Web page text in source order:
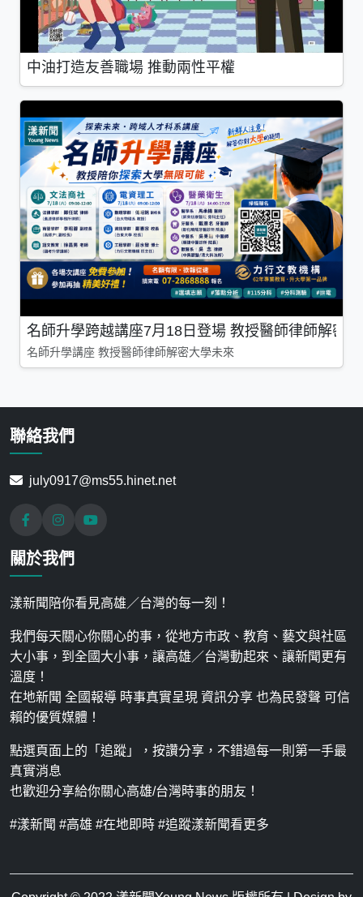
中油打造友善職場 推動兩性平權
名師升學跨越講座7月18日登場 教授醫師律師解密
名師升學講座 教授醫師律師解密大學未來
聯絡我們
july0917@ms55.hinet.net
關於我們
漾新聞陪你看見高雄／台灣的每一刻！
我們每天關心你關心的事，從地方市政、教育、藝文與社區
大小事，到全國大小事，讓高雄／台灣動起來、讓新聞更有
溫度！
在地新聞 全國報導 時事真實呈現 資訊分享 也為民發聲 可信
賴的優質媒體！
點選頁面上的「追蹤」，按讚分享，不錯過每一則第一手最
真實消息
也歡迎分享給你關心高雄/台灣時事的朋友！
#漾新聞 #高雄 #在地即時 #追蹤漾新聞看更多